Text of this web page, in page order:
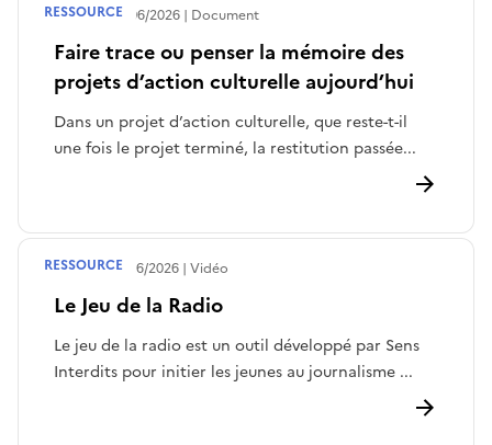
Faire trace ou penser la mémoire des
projets d’action culturelle aujourd’hui
Dans un projet d’action culturelle, que reste-t-il
une fois le projet terminé, la restitution passée...
Publié le23/06/2026 Document
RESSOURCE
Le Jeu de la Radio
Le jeu de la radio est un outil développé par Sens
Interdits pour initier les jeunes au journalisme ...
Publié le12/06/2026 Vidéo
RESSOURCE